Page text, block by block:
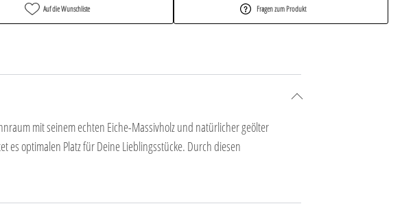
Auf die Wunschliste Fragen zum Produkt
mit seinem echten Eiche-Massivholz und natürlicher geölter
es optimalen Platz für Deine Lieblingsstücke. Durch diesen